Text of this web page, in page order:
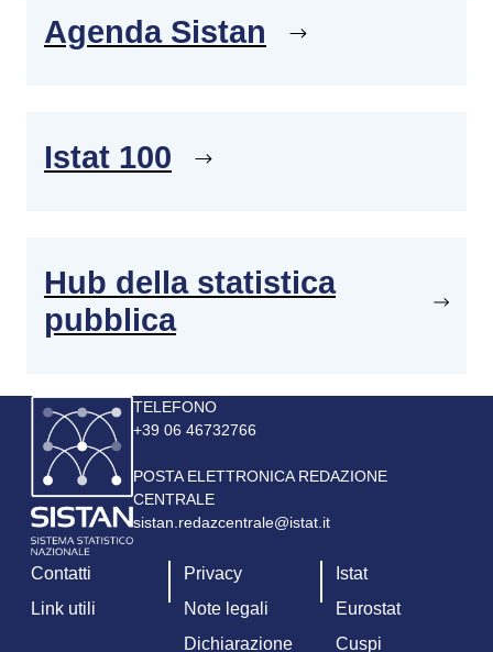
Agenda Sistan
Istat 100
Hub della statistica
pubblica
Immagine
TELEFONO
+39 06 46732766
POSTA ELETTRONICA REDAZIONE
CENTRALE
sistan.redazcentrale@istat.it
Contatti
Link utili
Privacy
Note legali
Dichiarazione
Istat
Eurostat
Cuspi